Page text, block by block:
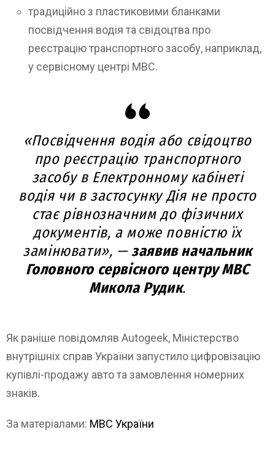
традиційно з пластиковими бланками
посвідчення водія та свідоцтва про
реєстрацію транспортного засобу, наприклад,
у сервісному центрі МВС.
«Посвідчення водія або свідоцтво
про реєстрацію транспортного
засобу в Електронному кабінеті
водія чи в застосунку Дія не просто
стає рівнозначним до фізичних
документів, а може повністю їх
замінювати», —заявив начальник
Головного сервісного центру МВС
Микола Рудик.
Як раніше повідомляв Autogeek, Міністерство
внутрішніх справ України запустило цифровізацію
купівлі-продажу авто та замовлення номерних
знаків.
За матеріалами: МВС України